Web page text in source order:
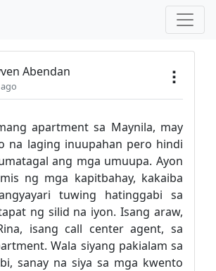
Abendan
apartment sa Maynila, may
na laging inuupahan pero hindi
ang mga umuupa. Ayon
ng mga kapitbahay, kakaiba
tuwing hatinggabi sa
ng silid na iyon. Isang araw,
isang call center agent, sa
Wala siyang pakialam sa
sanay na siya sa mga kwento